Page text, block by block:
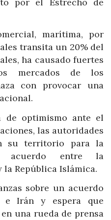
marítima, por
transita un 20% del
ha causado fuertes
mercados de los
con provocar una
de optimismo ante el
las autoridades
su territorio para la
acuerdo entre la
República Islámica.
sobre un acuerdo
e Irán y espera que
una rueda de prensa